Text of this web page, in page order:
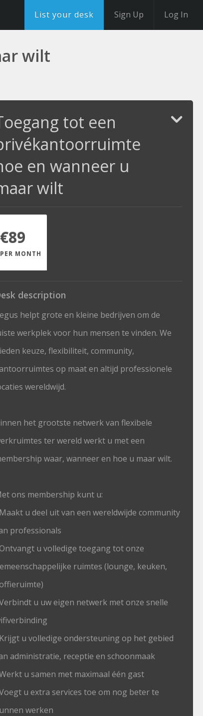
List your desk Sign Up Log In
wilt
tot een
en wanneer u
wilt
€89
PER MONTH
description
helpt grote en kleine bedrijven om de
werkplek voor hun mensen te vinden. We
keuze, flexibiliteit, community,
op maat en altijd professionele
wereldwijd.
het grootste netwerk van flexibele
ter wereld werkt u met een
waar, wanneer en hoe u maar wilt.
ons membership kunt u:
Maakt u deel uit van een wereldwijde community
professionals
Ontvangt u volledige toegang tot onze
ruimtes (lounge, keuken,
Verbindt u uw eigen netwerk met onze snelle
Krijgt u volledige ondersteuning op het gebied
administratie, receptie en schoonmaak
u samen met maximaal één gast
Voegt u extra services toe om nog beter te
werken